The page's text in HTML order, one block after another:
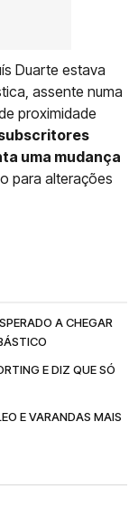
Duarte estava
assente numa
proximidade
uma mudança
para alterações
A CHEGAR
E DIZ QUE SÓ
E VARANDAS MAIS